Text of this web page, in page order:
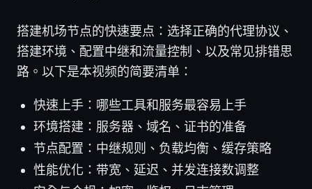
搭建机场节点的快速要点：选择正确的代理协议、
搭建环境、配置中继和流量控制、以及常见排错思
路。以下是本视频的简要清单：
快速上手：哪些工具和服务最容易上手
环境搭建：服务器、域名、证书的准备
节点配置：中继规则、负载均衡、缓存策略
性能优化：带宽、延迟、并发连接数调整